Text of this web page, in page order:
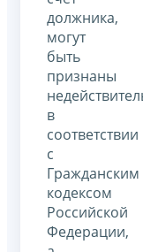
должника,
могут
быть
признаны
в
соответствии
с
Гражданским
кодексом
Российской
Федерации,